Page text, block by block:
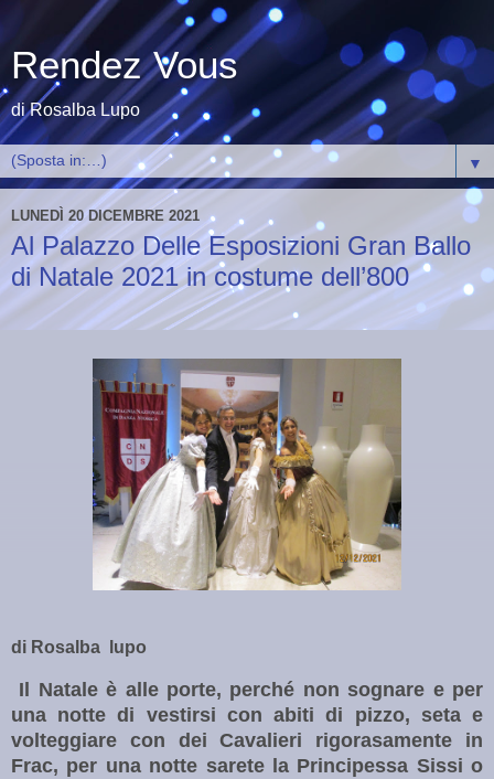
Rendez Vous
di Rosalba Lupo
▼
LUNEDÌ 20 DICEMBRE 2021
Al Palazzo Delle Esposizioni Gran Ballo
di Natale 2021 in costume dell’800
di Rosalba lupo
Il Natale è alle porte, perché non sognare e per
una notte di vestirsi con abiti di pizzo, seta e
volteggiare con dei Cavalieri rigorasamente in
Frac, per una notte sarete la Principessa Sissi o